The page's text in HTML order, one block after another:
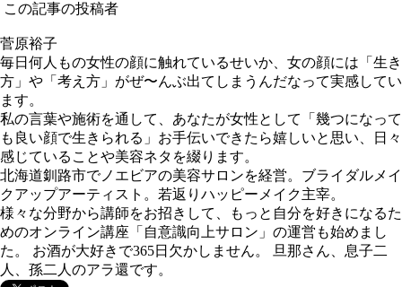
この記事の投稿者
菅原裕子
毎日何人もの女性の顔に触れているせいか、女の顔には「生き
方」や「考え方」がぜ〜んぶ出てしまうんだなって実感してい
ます。
私の言葉や施術を通して、あなたが女性として「幾つになって
も良い顔で生きられる」お手伝いできたら嬉しいと思い、日々
感じていることや美容ネタを綴ります。
北海道釧路市でノエビアの美容サロンを経営。ブライダルメイ
クアップアーティスト。若返りハッピーメイク主宰。
様々な分野から講師をお招きして、もっと自分を好きになるた
めのオンライン講座「自意識向上サロン」の運営も始めまし
た。 お酒が大好きで365日欠かしません。 旦那さん、息子二
人、孫二人のアラ還です。